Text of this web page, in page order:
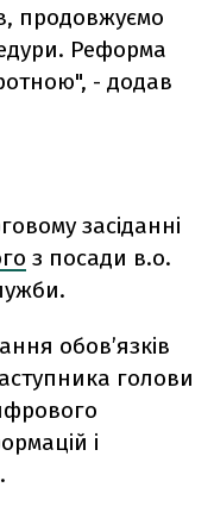
продовжуємо
Реформа
- додав
засіданні
з посади в.о.
обов’язків
голови
і
.